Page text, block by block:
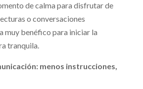
de calma para disfrutar de
o conversaciones
muy benéfico para iniciar la
tranquila.
menos instrucciones,